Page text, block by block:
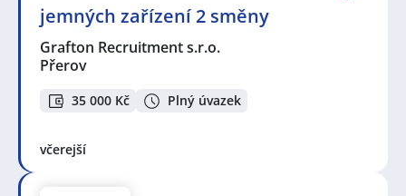
jemných zařízení 2 směny
Grafton Recruitment s.r.o.
Přerov
35 000 Kč Plný úvazek
včerejší